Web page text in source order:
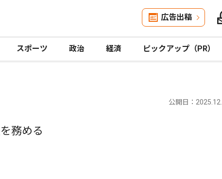
広告出稿
スポーツ 政治 経済 ピックアップ（PR）
公開日：
務める